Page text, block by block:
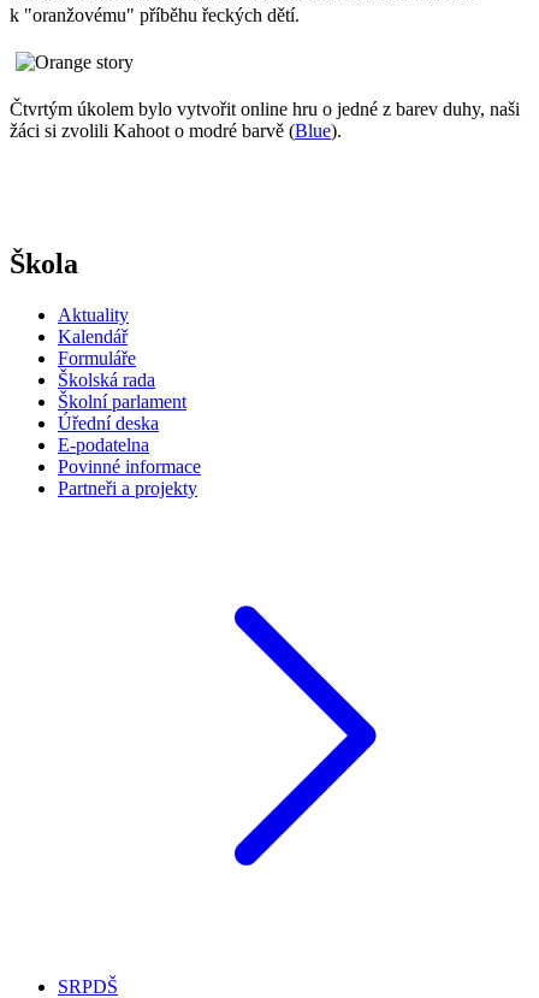
k "oranžovému" příběhu řeckých dětí.
Čtvrtým úkolem bylo vytvořit online hru o jedné z barev duhy, naši
žáci si zvolili Kahoot o modré barvě (Blue).
Škola
Aktuality
Kalendář
Formuláře
Školská rada
Školní parlament
Úřední deska
E-podatelna
Povinné informace
Partneři a projekty
SRPDŠ